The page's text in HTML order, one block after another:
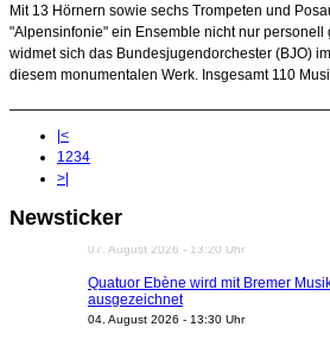
Mit 13 Hörnern sowie sechs Trompeten und
"Alpensinfonie" ein Ensemble nicht nur personell
widmet sich das Bundesjugendorchester (BJO)
diesem monumentalen Werk. Insgesamt 110
|<
1234
>|
NewstickerJeunesses Musicales ausgezeichnet
ausgezeichnet
04. August 2026 - 13:30 Uhr